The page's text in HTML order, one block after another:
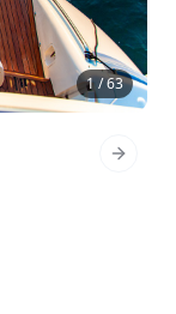
1 / 63
Next